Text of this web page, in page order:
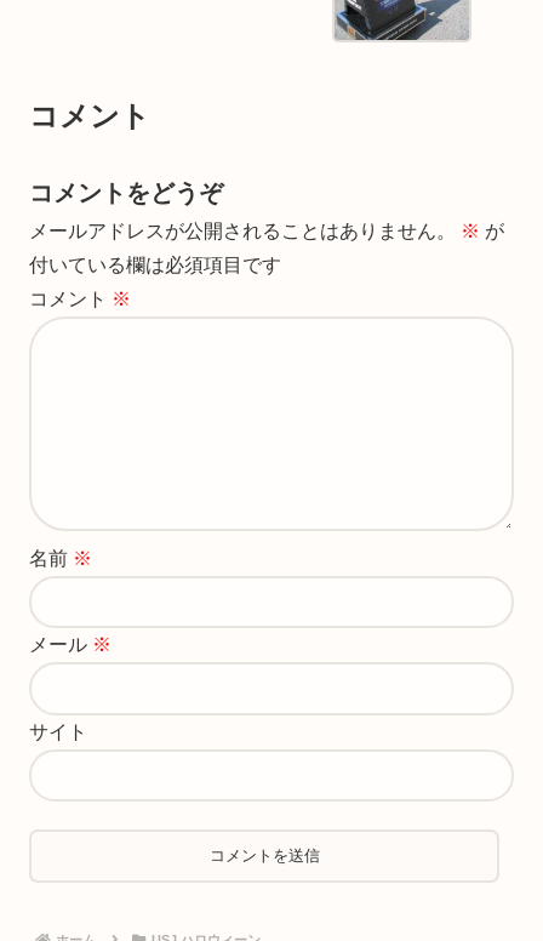
コメント
コメントをどうぞ
メールアドレスが公開されることはありません。 ※ が
付いている欄は必須項目です
コメント ※
名前 ※
メール ※
サイト